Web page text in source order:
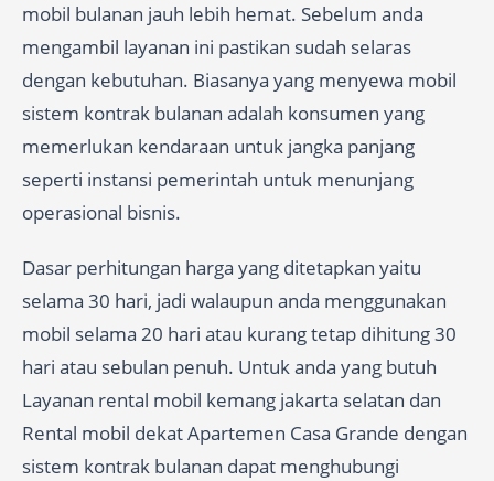
mobil bulanan jauh lebih hemat. Sebelum anda
mengambil layanan ini pastikan sudah selaras
dengan kebutuhan. Biasanya yang menyewa mobil
sistem kontrak bulanan adalah konsumen yang
memerlukan kendaraan untuk jangka panjang
seperti instansi pemerintah untuk menunjang
operasional bisnis.
Dasar perhitungan harga yang ditetapkan yaitu
selama 30 hari, jadi walaupun anda menggunakan
mobil selama 20 hari atau kurang tetap dihitung 30
hari atau sebulan penuh. Untuk anda yang butuh
Layanan rental mobil kemang jakarta selatan dan
Rental mobil dekat Apartemen Casa Grande dengan
sistem kontrak bulanan dapat menghubungi